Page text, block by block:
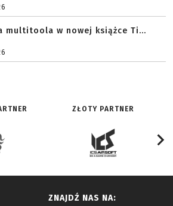
multitoola w nowej książce Ti...
ZŁOTY PARTNER
ZNAJDŹ NAS NA: